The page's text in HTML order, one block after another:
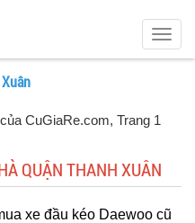
CuGiaRe.com, Trang 1
QUẬN THANH XUÂN
xe đầu kéo Daewoo cũ